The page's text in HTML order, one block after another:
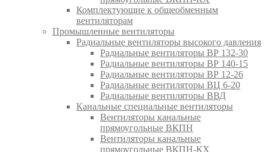
Комплектующие к общеобменным
вентиляторам
Промышленные вентиляторы
Радиальные вентиляторы высокого давления
Радиальные вентиляторы ВР 132-30
Радиальные вентиляторы ВР 140-15
Радиальные вентиляторы ВР 12-26
Радиальные вентиляторы ВЦ 6-20
Радиальные вентиляторы ВВД
Канальные специальные вентиляторы
Вентиляторы канальные
прямоугольные ВКПН
Вентиляторы канальные
прямоугольные ВКПН-КХ